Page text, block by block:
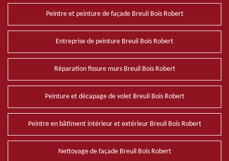
Peintre et peinture de façade Breuil Bois Robert
Entreprise de peinture Breuil Bois Robert
Réparation fissure murs Breuil Bois Robert
Peinture et décapage de volet Breuil Bois Robert
Peintre en bâtiment intérieur et extérieur Breuil Bois Robert
Nettoyage de façade Breuil Bois Robert